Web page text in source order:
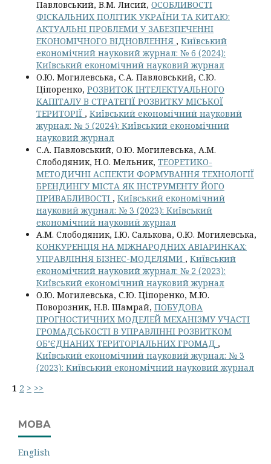
Павловський, В.М. Лисий, ОСОБЛИВОСТІ
ФІСКАЛЬНИХ ПОЛІТИК УКРАЇНИ ТА КИТАЮ:
АКТУАЛЬНІ ПРОБЛЕМИ У ЗАБЕЗПЕЧЕННІ
ЕКОНОМІЧНОГО ВІДНОВЛЕННЯ , Київський
економічний науковий журнал: № 6 (2024):
Київський економічний науковий журнал
О.Ю. Могилевська, С.А. Павловський, С.Ю.
Ціпоренко, РОЗВИТОК ІНТЕЛЕКТУАЛЬНОГО
КАПІТАЛУ В СТРАТЕГІЇ РОЗВИТКУ МІСЬКОЇ
ТЕРИТОРІЇ , Київський економічний науковий
журнал: № 5 (2024): Київський економічний
науковий журнал
С.А. Павловський, О.Ю. Могилевська, А.М.
Слободяник, Н.О. Мельник, ТЕОРЕТИКО-
МЕТОДИЧНІ АСПЕКТИ ФОРМУВАННЯ ТЕХНОЛОГІЇ
БРЕНДИНГУ МІСТА ЯК ІНСТРУМЕНТУ ЙОГО
ПРИВАБЛИВОСТІ , Київський економічний
науковий журнал: № 3 (2023): Київський
економічний науковий журнал
А.М. Слободяник, І.Ю. Салькова, О.Ю. Могилевська,
КОНКУРЕНЦІЯ НА МІЖНАРОДНИХ АВІАРИНКАХ:
УПРАВЛІННЯ БІЗНЕС-МОДЕЛЯМИ , Київський
економічний науковий журнал: № 2 (2023):
Київський економічний науковий журнал
О.Ю. Могилевська, С.Ю. Ціпоренко, М.Ю.
Поворозник, Н.В. Шамрай, ПОБУДОВА
ПРОГНОСТИЧНИХ МОДЕЛЕЙ МЕХАНІЗМУ УЧАСТІ
ГРОМАДСЬКОСТІ В УПРАВЛІННІ РОЗВИТКОМ
ОБ’ЄДНАНИХ ТЕРИТОРІАЛЬНИХ ГРОМАД ,
Київський економічний науковий журнал: № 3
(2023): Київський економічний науковий журнал
1 2 > >>
МОВА
English